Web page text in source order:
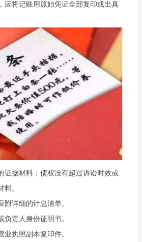
应将记账用原始凭证全部复印或出具
证据材料；债权没有超过诉讼时效或
料。
详细的计息清单。
责人身份证明书。
执照副本复印件。